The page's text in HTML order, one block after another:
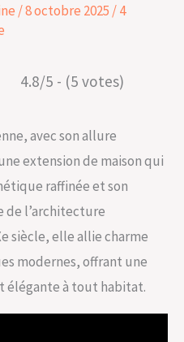
/8 octobre 2025 /4
4.8/5 - (5 votes)
avec son allure
extension de maison qui
raffinée et son
de l’architecture
siècle, elle allie charme
modernes, offrant une
élégante à tout habitat.